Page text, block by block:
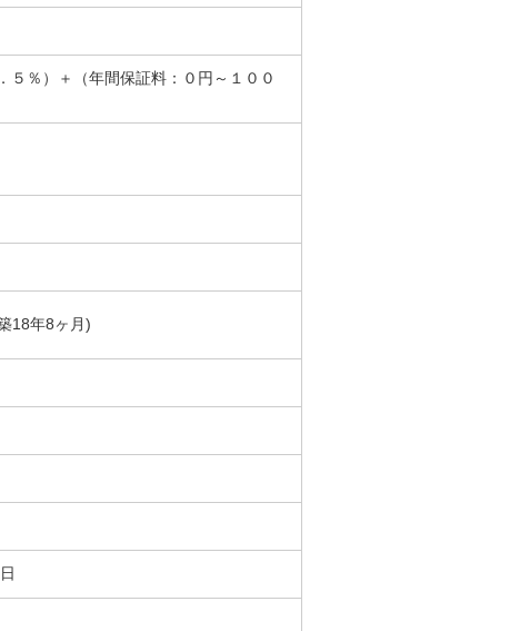
％）＋（年間保証料：０円～１００
18年8ヶ月)